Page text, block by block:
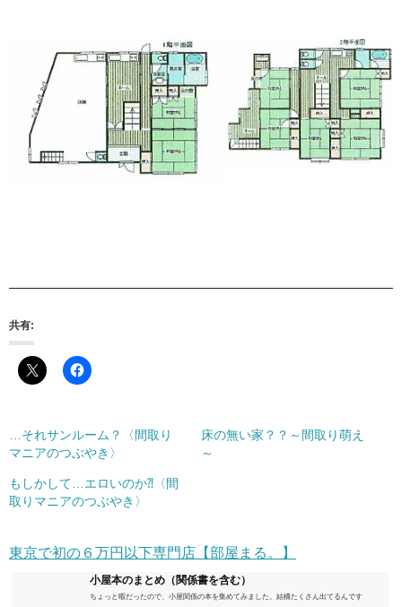
共有:
…それサンルーム？〈間取り
マニアのつぶやき〉
床の無い家？？～間取り萌え
～
もしかして…エロいのか⁈〈間
取りマニアのつぶやき〉
東京で初の６万円以下専門店【部屋まる。】
小屋本のまとめ（関係書を含む）
ちょっと暇だったので、小屋関係の本を集めてみました。結構たくさん出てるんです